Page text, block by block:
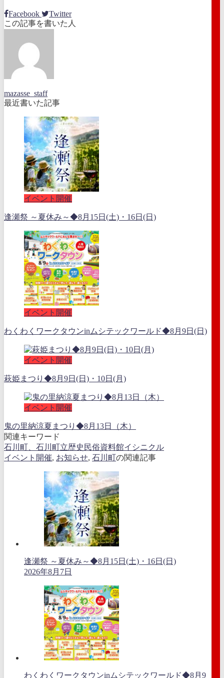
Facebook
Twitter
この記事を書いた人
mazasse_staff
最近書いた記事
イベント開催
逢瀬祭 ～夏休み～◆8月15日(土)・16日(日)
イベント開催
わくわくワークタウンinムシテックワールド◆8月9日(日)
イベント開催
萩姫まつり◆8月9日(日)・10日(月)
イベント開催
鬼の里納涼夏まつり◆8月13日（木）
関連キーワード
石川町、石川町立歴史民俗資料館イシニクル
イベント開催, お知らせ, 石川町の関連記事
逢瀬祭 ～夏休み～◆8月15日(土)・16日(日)
2026年8月7日
わくわくワークタウンinムシテックワールド◆8月9